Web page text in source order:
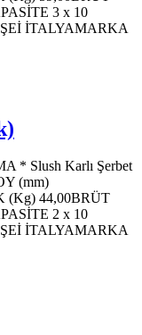
3 x 10
İTALYAMARKA
* Slush Karlı Şerbet
(mm)
(Kg) 44,00BRÜT
2 x 10
İTALYAMARKA